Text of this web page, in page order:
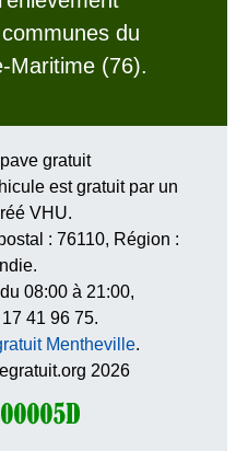
du
Maritime (76).
gratuit
est gratuit par un
VHU.
: 76110, Région :
.
08:00 à 21:00,
41 96 75.
Mentheville.
2026